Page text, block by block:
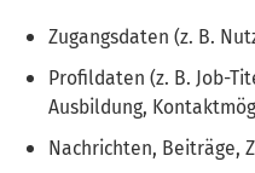
Zugangsdaten (z. B.
Profildaten (z. B. Job-
Ausbildung,
Nachrichten, Beiträge,